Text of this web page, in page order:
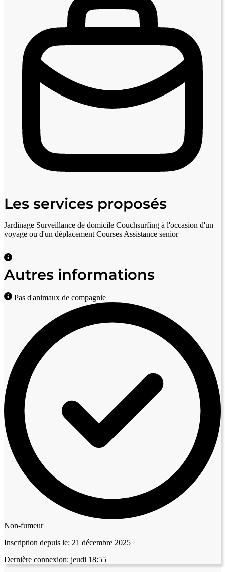
Les services proposés
Jardinage Surveillance de domicile Couchsurfing à l'occasion d'un
voyage ou d'un déplacement Courses Assistance senior
Autres informations
Pas d'animaux de compagnie
Non-fumeur
Inscription depuis le: 21 décembre 2025
Dernière connexion: jeudi 18:55